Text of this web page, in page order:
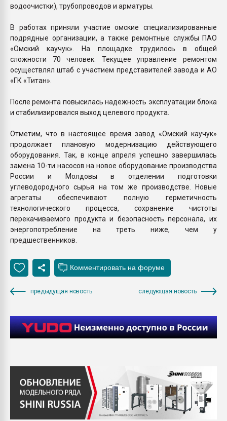
водоочистки), трубопроводов и арматуры.
В работах приняли участие омские специализированные
подрядные организации, а также ремонтные службы ПАО
«Омский каучук». На площадке трудилось в общей
сложности 70 человек. Текущее управление ремонтом
осуществлял штаб с участием представителей завода и АО
«ГК «Титан».
После ремонта повысилась надежность эксплуатации блока
и стабилизировался выход целевого продукта.
Отметим, что в настоящее время завод «Омский каучук»
продолжает плановую модернизацию действующего
оборудования. Так, в конце апреля успешно завершилась
замена 10-ти насосов на новое оборудование производства
России и Молдовы в отделении подготовки
углеводородного сырья на том же производстве. Новые
агрегаты обеспечивают полную герметичность
технологического процесса, сохранение чистоты
перекачиваемого продукта и безопасность персонала, их
энергопотребление на треть ниже, чем у
предшественников.
предыдущая новость следующая новость